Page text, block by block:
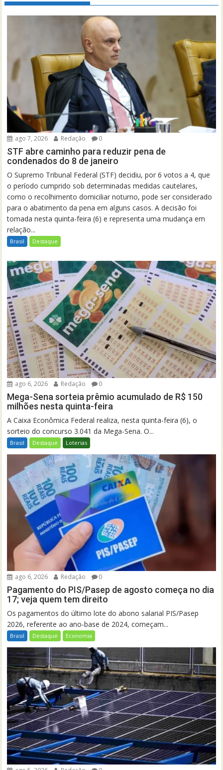
ago 7, 2026 Redação 0
STF abre caminho para reduzir pena de
condenados do 8 de janeiro
O Supremo Tribunal Federal (STF) decidiu, por 6 votos a 4, que
o período cumprido sob determinadas medidas cautelares,
como o recolhimento domiciliar noturno, pode ser considerado
para o abatimento da pena em alguns casos. A decisão foi
tomada nesta quinta-feira (6) e representa uma mudança em
relação...
Brasil Destaque
ago 6, 2026 Redação 0
Mega-Sena sorteia prêmio acumulado de R$ 150
milhões nesta quinta-feira
A Caixa Econômica Federal realiza, nesta quinta-feira (6), o
sorteio do concurso 3.041 da Mega-Sena. O...
Brasil Destaque Loterias
ago 6, 2026 Redação 0
Pagamento do PIS/Pasep de agosto começa no dia
17; veja quem tem direito
Os pagamentos do último lote do abono salarial PIS/Pasep
2026, referente ao ano-base de 2024, começam...
Brasil Destaque Economia